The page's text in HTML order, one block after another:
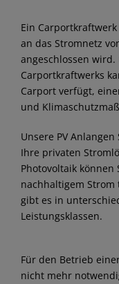
Ein
an das Stromnetz
angeschlossen
Carportkraftwerks
Carport verfügt,
und
Unsere PV
Ihre privaten
Photovoltaik können
nachhaltigem Strom
gibt es in
Leistungsklassen.
Für den Betrieb
nicht mehr